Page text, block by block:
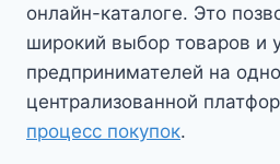
онлайн-каталоге. Это
широкий выбор товаров и
предпринимателей на
централизованной
процесс покупок.